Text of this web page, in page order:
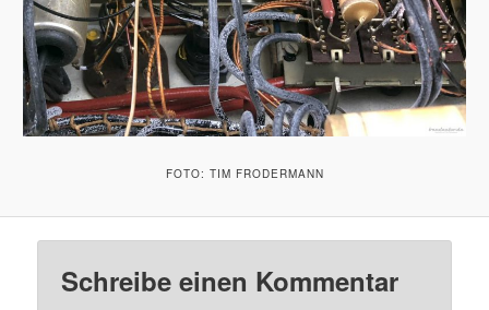
FOTO: TIM FRODERMANN
Schreibe einen Kommentar